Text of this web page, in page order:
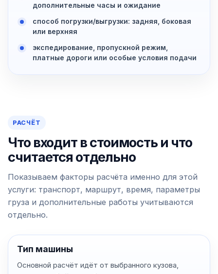
дополнительные часы и ожидание
способ погрузки/выгрузки: задняя, боковая
или верхняя
экспедирование, пропускной режим,
платные дороги или особые условия подачи
РАСЧЁТ
Что входит в стоимость и что
считается отдельно
Показываем факторы расчёта именно для этой
услуги: транспорт, маршрут, время, параметры
груза и дополнительные работы учитываются
отдельно.
Тип машины
Основной расчёт идёт от выбранного кузова,